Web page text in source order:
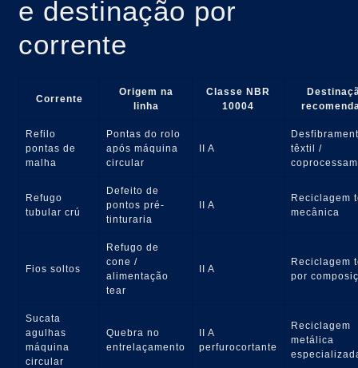
e destinação por
corrente
Corrente
Origem na
linha
Classe NBR
10004
Refilo
pontas de
malha
Pontas do rolo
após máquina
circular
II A
têxtil /
Refugo
tubular crú
Defeito de
pontos pré-
tinturaria
II A
Reciclagem
mecânica
Fios soltos
Refugo de
cone /
alimentação
tear
II A
Reciclagem
por
Sucata
agulhas
máquina
circular
Quebra no
entrelaçamento
II A
perfurocortante
Reciclagem
metálica